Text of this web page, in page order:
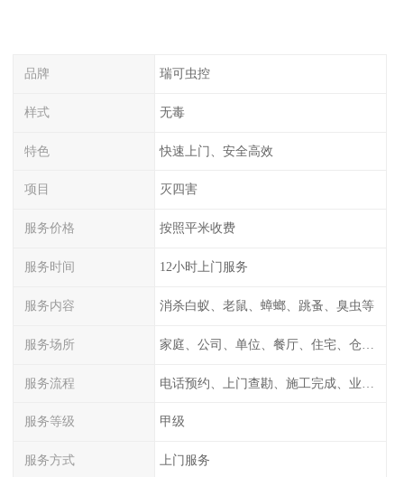
品牌 瑞可虫控
样式 无毒
特色 快速上门、安全高效
项目 灭四害
服务价格 按照平米收费
服务时间 12小时上门服务
服务内容 消杀白蚁、老鼠、蟑螂、跳蚤、臭虫等
服务场所
服务流程
服务等级 甲级
服务方式 上门服务